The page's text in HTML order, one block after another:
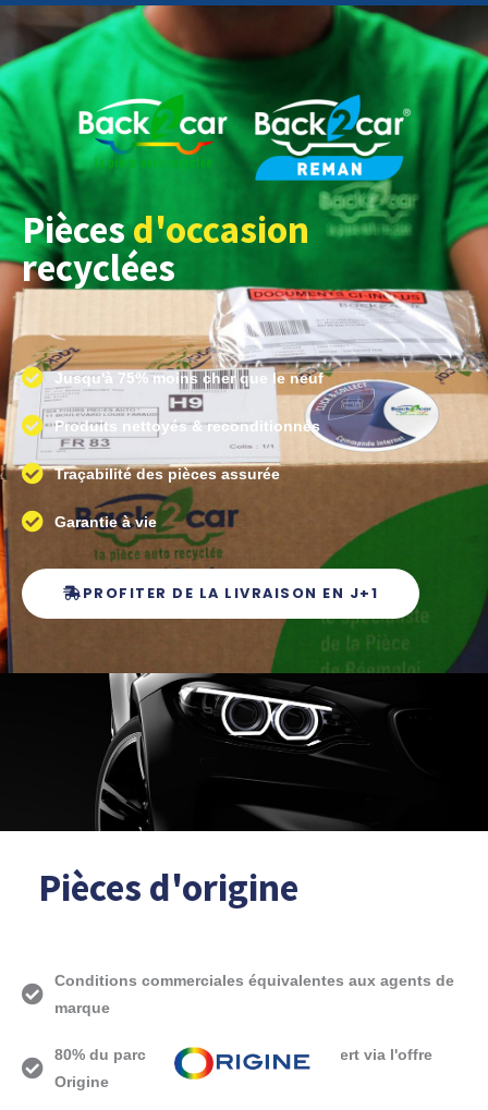
Piècesd'occasion
recyclées
Jusqu'à 75% moins cher que le neuf
Produits nettoyés & reconditionnés
Traçabilité des pièces assurée
Garantie à vie
PROFITER DE LA LIVRAISON EN J+1
Pièces d'origine
Conditions commerciales équivalentes aux agents de
marque
80% du parc automobile français couvert via l'offre
Origine